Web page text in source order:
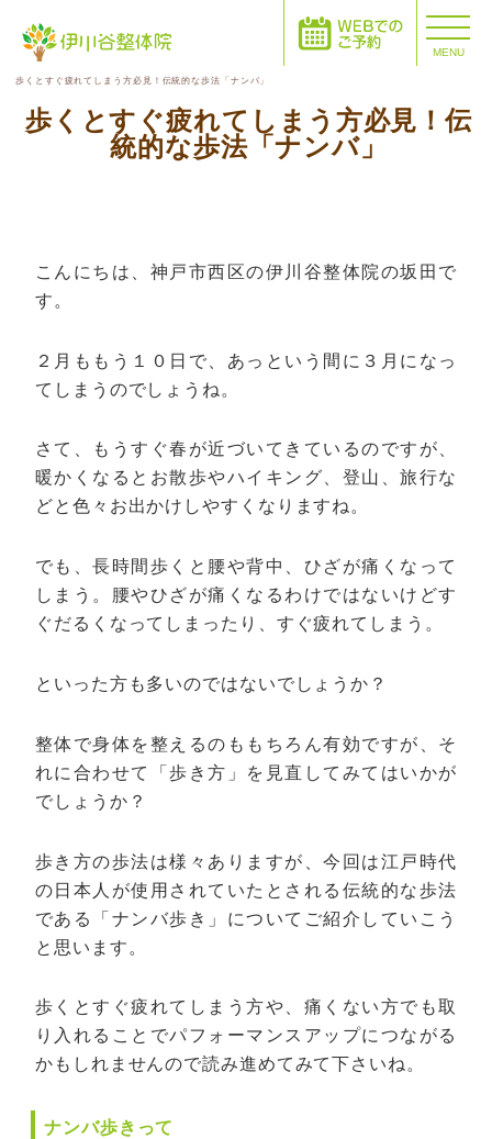
MENU
歩くとすぐ疲れてしまう方必見！伝統的な歩法「ナンバ」
歩くとすぐ疲れてしまう方必見！伝
統的な歩法「ナンバ」
こんにちは、神戸市西区の伊川谷整体院の坂田で
す。
２月ももう１０日で、あっという間に３月になっ
てしまうのでしょうね。
さて、もうすぐ春が近づいてきているのですが、
暖かくなるとお散歩やハイキング、登山、旅行な
どと色々お出かけしやすくなりますね。
でも、長時間歩くと腰や背中、ひざが痛くなって
しまう。腰やひざが痛くなるわけではないけどす
ぐだるくなってしまったり、すぐ疲れてしまう。
といった方も多いのではないでしょうか？
整体で身体を整えるのももちろん有効ですが、そ
れに合わせて「歩き方」を見直してみてはいかが
でしょうか？
歩き方の歩法は様々ありますが、今回は江戸時代
の日本人が使用されていたとされる伝統的な歩法
である「ナンバ歩き」についてご紹介していこう
と思います。
歩くとすぐ疲れてしまう方や、痛くない方でも取
り入れることでパフォーマンスアップにつながる
かもしれませんので読み進めてみて下さいね。
ナンバ歩きって